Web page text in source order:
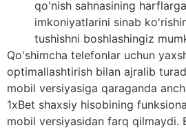
qo'nish sahnasining
imkoniyatlarini sinab
tushishni boshlashingiz
Qo'shimcha telefonlar uchun
optimallashtirish bilan ajralib
mobil versiyasiga qaraganda
1xBet shaxsiy hisobining
mobil versiyasidan farq qilmaydi.